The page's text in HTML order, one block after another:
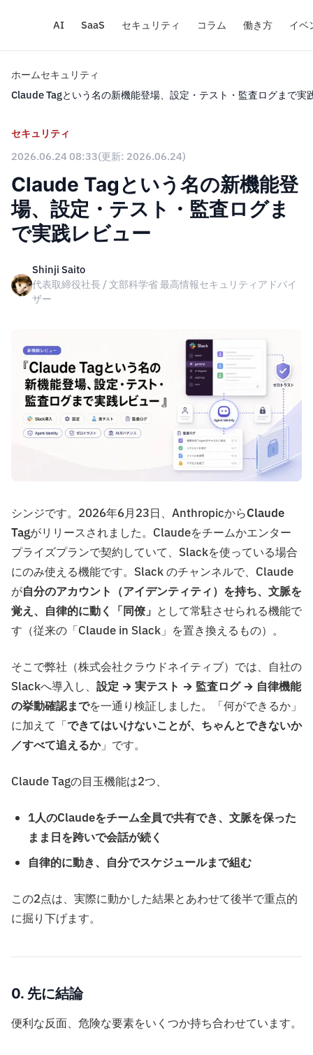
AI SaaS セキュリティ コラム 働き方 イベ
ホームセキュリティ
Claude Tagという名の新機能登場、設定・テスト・監査ログまで実
セキュリティ
2026.06.24 08:33(更新: 2026.06.24)
Claude Tagという名の新機能登
場、設定・テスト・監査ログま
で実践レビュー
Shinji Saito
代表取締役社長 / 文部科学省 最高情報セキュリティアドバイ
ザー
シンジです。2026年6月23日、AnthropicからClaude
Tagがリリースされました。Claudeをチームかエンター
プライズプランで契約していて、Slackを使っている場合
にのみ使える機能です。Slack のチャンネルで、Claude
が自分のアカウント（アイデンティティ）を持ち、文脈を
覚え、自律的に動く「同僚」 として常駐させられる機能で
す（従来の「Claude in Slack」を置き換えるもの）。
そこで弊社（株式会社クラウドネイティブ）では、自社の
Slackへ導入し、 設定 → 実テスト → 監査ログ → 自律機能
の挙動確認までを一通り検証しました。「何ができるか」
に加えて「できてはいけないことが、ちゃんとできないか
／すべて追えるか」です。
Claude Tagの目玉機能は2つ、
1人のClaudeをチーム全員で共有でき、文脈を保った
まま日を跨いで会話が続く
自律的に動き、自分でスケジュールまで組む
この2点は、実際に動かした結果とあわせて後半で重点的
に掘り下げます。
0. 先に結論
便利な反面、危険な要素をいくつか持ち合わせています。